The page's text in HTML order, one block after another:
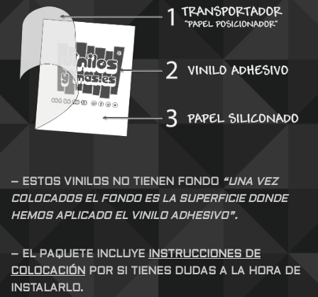
– ESTOS VINILOS NO TIENEN FONDO “UNA VEZ
COLOCADOS EL FONDO ES LA SUPERFICIE DONDE
HEMOS APLICADO EL VINILO ADHESIVO”.
– EL PAQUETE INCLUYE
INSTRUCCIONES DE
COLOCACIÓN
POR SI TIENES DUDAS A LA HORA DE
INSTALARLO.